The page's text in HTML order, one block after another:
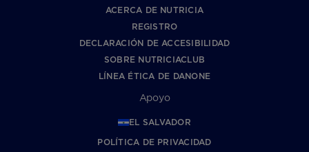
ACERCA DE NUTRICIA
REGISTRO
DECLARACIÓN DE ACCESIBILIDAD
SOBRE NUTRICIACLUB
LÍNEA ÉTICA DE DANONE
Apoyo
EL SALVADOR
POLÍTICA DE PRIVACIDAD